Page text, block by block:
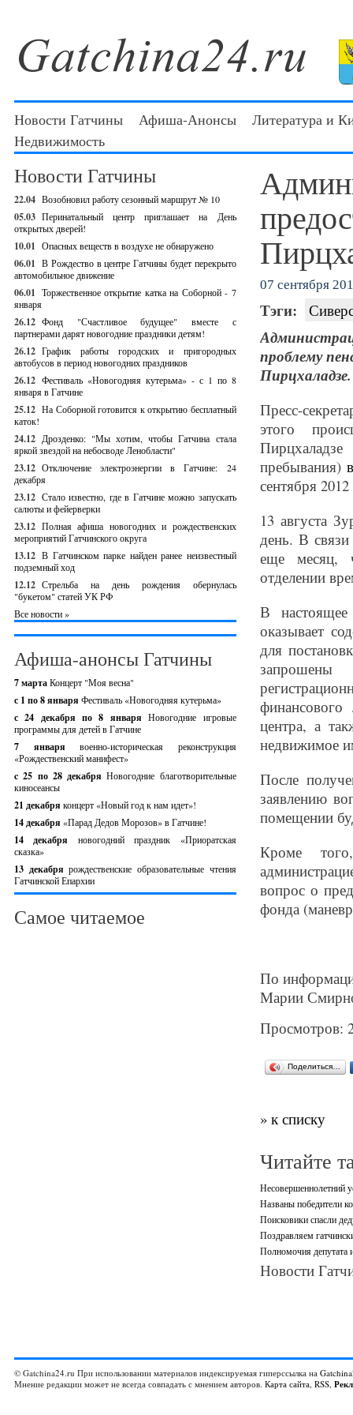
Новости Гатчины Афиша-Анонсы
Литература и
Недвижимость
Новости Гатчины
22.04 Возобновил работу сезонный маршрут № 10
05.03 Перинатальный центр приглашает на День
открытых дверей!
10.01 Опасных веществ в воздухе не обнаружено
06.01 В Рождество в центре Гатчины будет перекрыто
автомобильное движение
06.01 Торжественное открытие катка на Соборной - 7
января
26.12 Фонд "Счастливое будущее" вместе с
партнерами дарят новогодние праздники детям!
26.12 График работы городских и пригородных
автобусов в период новогодних праздников
26.12 Фестиваль «Новогодняя кутерьма» - с 1 по 8
января в Гатчине
25.12 На Соборной готовится к открытию бесплатный
каток!
24.12 Дрозденко: "Мы хотим, чтобы Гатчина стала
яркой звездой на небосводе Ленобласти"
23.12 Отключение электроэнергии в Гатчине: 24
декабря
23.12 Стало известно, где в Гатчине можно запускать
салюты и фейерверки
23.12 Полная афиша новогодних и рождественских
мероприятий Гатчинского округа
13.12 В Гатчинском парке найден ранее неизвестный
подземный ход
12.12 Стрельба на день рождения обернулась
"букетом" статей УК РФ
Все новости »
Афиша-анонсы Гатчины
7 мартаКонцерт "Моя весна"
с 1 по 8 января Фестиваль «Новогодняя кутерьма»
с 24 декабря по 8 январяНовогодние игровые
программы для детей в Гатчине
7 январявоенно-историческая реконструкция
«Рождественский манифест»
c 25 по 28 декабряНовогодние благотворительные
киносеансы
21 декабря концерт «Новый год к нам идет»!
14 декабря «Парад Дедов Морозов» в Гатчине!
14 декабря новогодний праздник «Приоратская
сказка»
13 декабрярождественские образовательные чтения
Гатчинской Епархии
Самое читаемое
07 сентября
Тэги:
проблему
Пресс-
этого
пребывания)
сентября
13 августа
день. В
еще месяц,
отделении
В настоящее
оказывает
для
запрошены
центра, а
недвижимое
После
заявлению
помещении
Кроме
вопрос о
фонда
По
Марии
Просмотров:
Поделиться…
» к списку
Читайте
Несовершеннолетний
Названы победители
Поисковики спасли
Поздравляем
Полномочия депутата
Новости
© Gatchina24.ru При использовании материалов индексируемая гиперссылка на
Мнение редакции может не всегда совпадать с мнением авторов. Карта сайта, RSS,